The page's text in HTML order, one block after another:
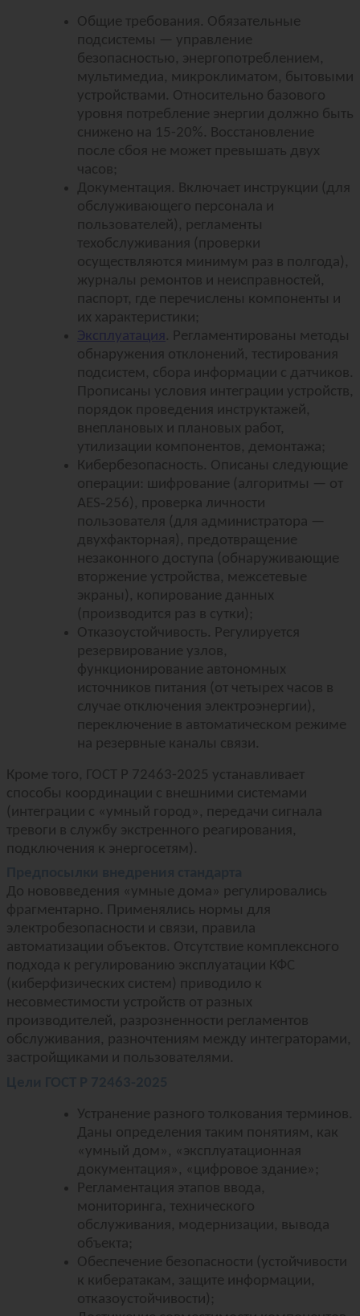
Общие требования. Обязательные
подсистемы — управление
безопасностью, энергопотреблением,
мультимедиа, микроклиматом, бытовыми
устройствами. Относительно базового
уровня потребление энергии должно быть
снижено на 15-20%. Восстановление
после сбоя не может превышать двух
часов;
Документация. Включает инструкции (для
обслуживающего персонала и
пользователей), регламенты
техобслуживания (проверки
осуществляются минимум раз в полгода),
журналы ремонтов и неисправностей,
паспорт, где перечислены компоненты и
их характеристики;
Эксплуатация . Регламентированы методы
обнаружения отклонений, тестирования
подсистем, сбора информации с датчиков.
Прописаны условия интеграции устройств,
порядок проведения инструктажей,
внеплановых и плановых работ,
утилизации компонентов, демонтажа;
Кибербезопасность. Описаны следующие
операции: шифрование (алгоритмы — от
AES‑256), проверка личности
пользователя (для администратора —
двухфакторная), предотвращение
незаконного доступа (обнаруживающие
вторжение устройства, межсетевые
экраны), копирование данных
(производится раз в сутки);
Отказоустойчивость. Регулируется
резервирование узлов,
функционирование автономных
источников питания (от четырех часов в
случае отключения электроэнергии),
переключение в автоматическом режиме
на резервные каналы связи.
Кроме того, ГОСТ Р 72463-2025 устанавливает
способы координации с внешними системами
(интеграции с «умный город», передачи сигнала
тревоги в службу экстренного реагирования,
подключения к энергосетям).
До нововведения «умные дома» регулировались
фрагментарно. Применялись нормы для
электробезопасности и связи, правила
автоматизации объектов. Отсутствие комплексного
подхода к регулированию эксплуатации КФС
(киберфизических систем) приводило к
несовместимости устройств от разных
производителей, разрозненности регламентов
обслуживания, разночтениям между интеграторами,
застройщиками и пользователями.
Устранение разного толкования терминов.
Даны определения таким понятиям, как
«умный дом», «эксплуатационная
документация», «цифровое здание»;
Регламентация этапов ввода,
мониторинга, технического
обслуживания, модернизации, вывода
объекта;
Обеспечение безопасности (устойчивости
к кибератакам, защите информации,
отказоустойчивости);